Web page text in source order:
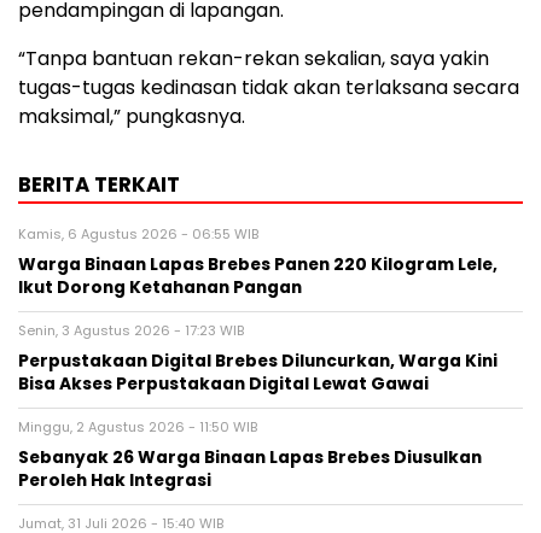
pendampingan di lapangan.
“Tanpa bantuan rekan-rekan sekalian, saya yakin
tugas-tugas kedinasan tidak akan terlaksana secara
maksimal,” pungkasnya.
BERITA TERKAIT
Kamis, 6 Agustus 2026 - 06:55 WIB
Warga Binaan Lapas Brebes Panen 220 Kilogram Lele,
Ikut Dorong Ketahanan Pangan
Senin, 3 Agustus 2026 - 17:23 WIB
Perpustakaan Digital Brebes Diluncurkan, Warga Kini
Bisa Akses Perpustakaan Digital Lewat Gawai
Minggu, 2 Agustus 2026 - 11:50 WIB
Sebanyak 26 Warga Binaan Lapas Brebes Diusulkan
Peroleh Hak Integrasi
Jumat, 31 Juli 2026 - 15:40 WIB